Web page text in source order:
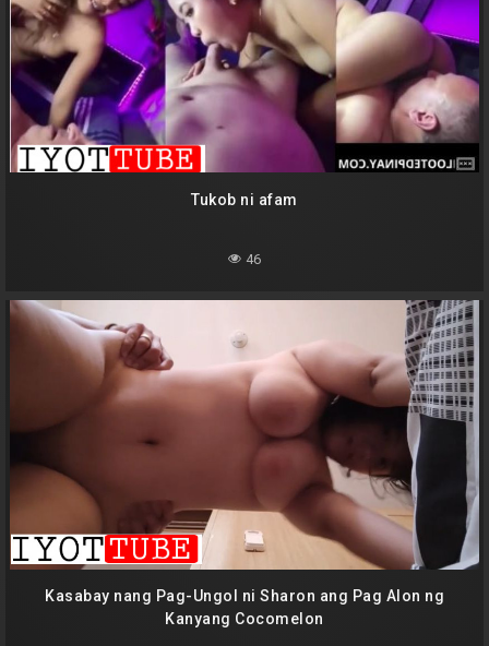
Tukob ni afam
46
Kasabay nang Pag-Ungol ni Sharon ang Pag Alon ng
Kanyang Cocomelon